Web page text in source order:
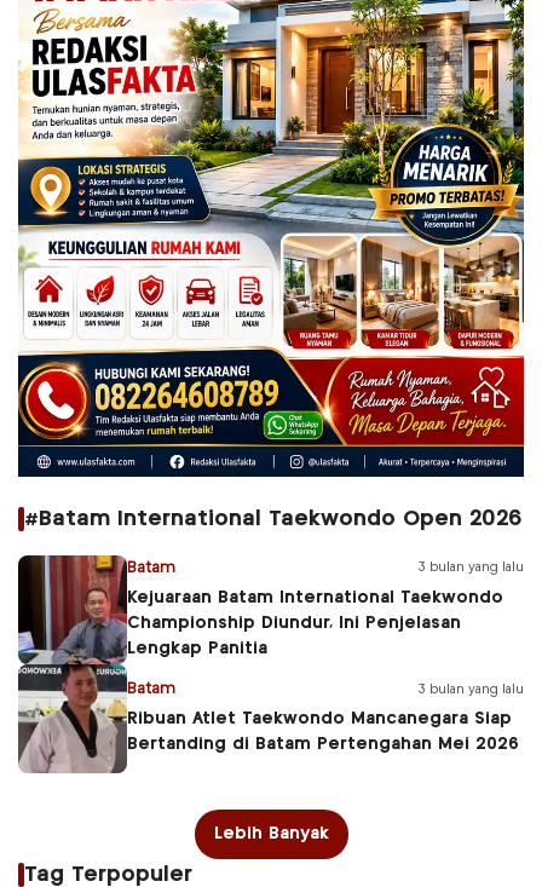
#Batam International Taekwondo Open 2026
Batam 3 bulan yang lalu
Kejuaraan Batam International Taekwondo
Championship Diundur, Ini Penjelasan
Lengkap Panitia
Batam 3 bulan yang lalu
Ribuan Atlet Taekwondo Mancanegara Siap
Bertanding di Batam Pertengahan Mei 2026
Lebih Banyak
Tag Terpopuler